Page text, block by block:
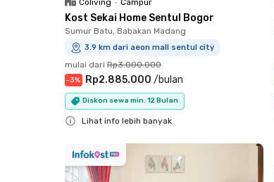
Kost Sekai Home Sentul Bogor
Sumur Batu, Babakan Madang
3.9 km dari aeon mall sentul city
mulai dari Rp3.000.000
-3% Rp2.885.000 /bulan
Diskon sewa min. 12 Bulan
Lihat info lebih banyak